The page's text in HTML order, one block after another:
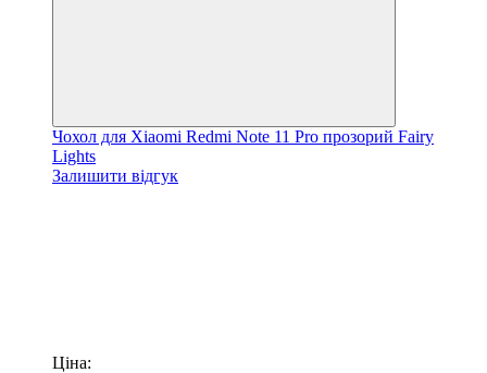
Чохол для Xiaomi Redmi Note 11 Pro прозорий Fairy
Lights
Залишити відгук
Ціна: